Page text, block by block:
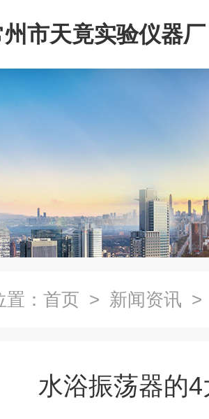
州市天竟实验仪器厂
： 首页 > 新闻资讯 >
水浴振荡器的